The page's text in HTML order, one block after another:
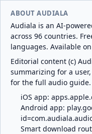
ABOUT AUDIALA
Audiala is an AI-
across 96 countries.
languages. Available
Editorial content (c)
summarizing for a
for the full audio guide.
iOS app:
Android app:
Smart download